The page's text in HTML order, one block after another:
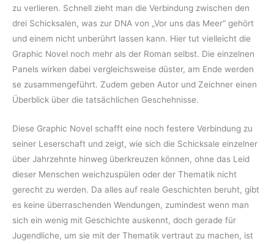
zu verlieren. Schnell zieht man die Verbindung zwischen den
drei Schicksalen, was zur DNA von „Vor uns das Meer“ gehört
und einem nicht unberührt lassen kann. Hier tut vielleicht die
Graphic Novel noch mehr als der Roman selbst. Die einzelnen
Panels wirken dabei vergleichsweise düster, am Ende werden
se zusammengeführt. Zudem geben Autor und Zeichner einen
Überblick über die tatsächlichen Geschehnisse.
Diese Graphic Novel schafft eine noch festere Verbindung zu
seiner Leserschaft und zeigt, wie sich die Schicksale einzelner
über Jahrzehnte hinweg überkreuzen können, ohne das Leid
dieser Menschen weichzuspülen oder der Thematik nicht
gerecht zu werden. Da alles auf reale Geschichten beruht, gibt
es keine überraschenden Wendungen, zumindest wenn man
sich ein wenig mit Geschichte auskennt, doch gerade für
Jugendliche, um sie mit der Thematik vertraut zu machen, ist